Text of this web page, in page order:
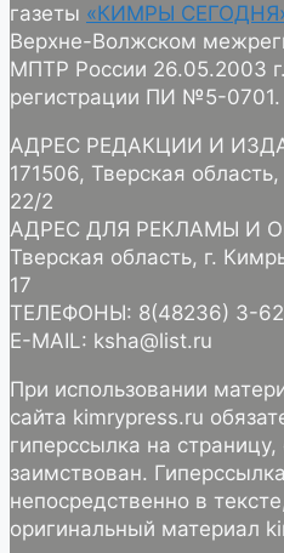
газеты «КИМРЫ
Верхне-Волжском
МПТР России 26.05.2003
регистрации ПИ №5-0701.
АДРЕС РЕДАКЦИИ И
171506, Тверская
22/2
АДРЕС ДЛЯ РЕКЛАМЫ И
Тверская область, г.
17
ТЕЛЕФОНЫ: 8(48236) 3-
E-MAIL: ksha@list.ru
При использовании
сайта kimrypress.ru
гиперссылка на
заимствован.
непосредственно в
оригинальный материал